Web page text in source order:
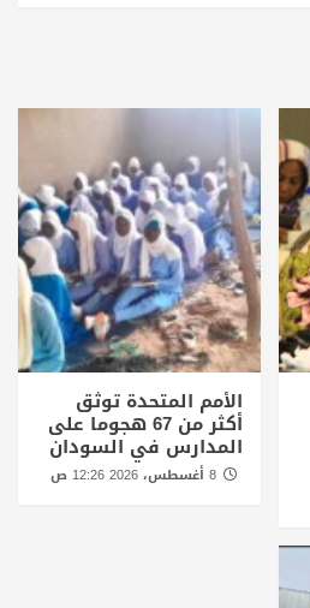
الأمم المتحدة توثق
أكثر من 67 هجوما على
المدارس في السودان
8 أغسطس، 2026 12:26 ص